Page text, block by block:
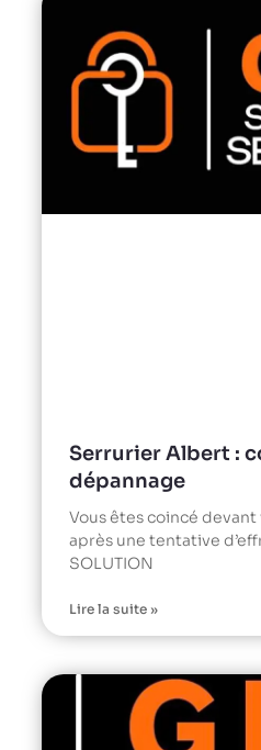
Serrurier Albert :
dépannage
Vous êtes coincé
après une tentative
SOLUTION
Lire la suite »